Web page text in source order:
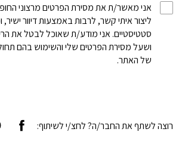
אני מאשר/ת את מסירת הפרטים מרצוני
ליצור איתי קשר, לרבות באמצעות דיוור ישיר,
סטטיסטיים. אני מודע/ת שאוכל לבטל את
ושעל מסירת הפרטים שלי והשימוש בהם
של האתר.
רוצה לשתף את החבר/ה? לחצ/י לשיתוף: